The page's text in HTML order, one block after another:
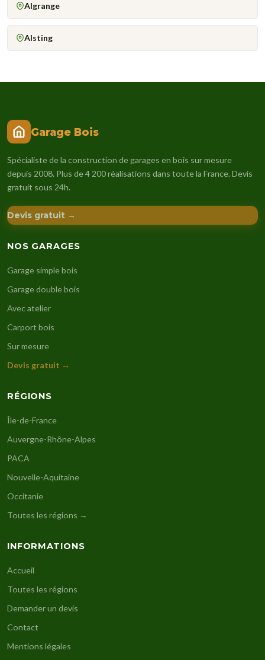
Algrange
Alsting
Garage Bois
Spécialiste de la construction de garages en bois sur mesure
depuis 2008. Plus de 4 200 réalisations dans toute la France. Devis
gratuit sous 24h.
Devis gratuit →
NOS GARAGES
Garage simple bois
Garage double bois
Avec atelier
Carport bois
Sur mesure
Devis gratuit →
RÉGIONS
Île-de-France
Auvergne-Rhône-Alpes
PACA
Nouvelle-Aquitaine
Occitanie
Toutes les régions →
INFORMATIONS
Accueil
Toutes les régions
Demander un devis
Contact
Mentions légales